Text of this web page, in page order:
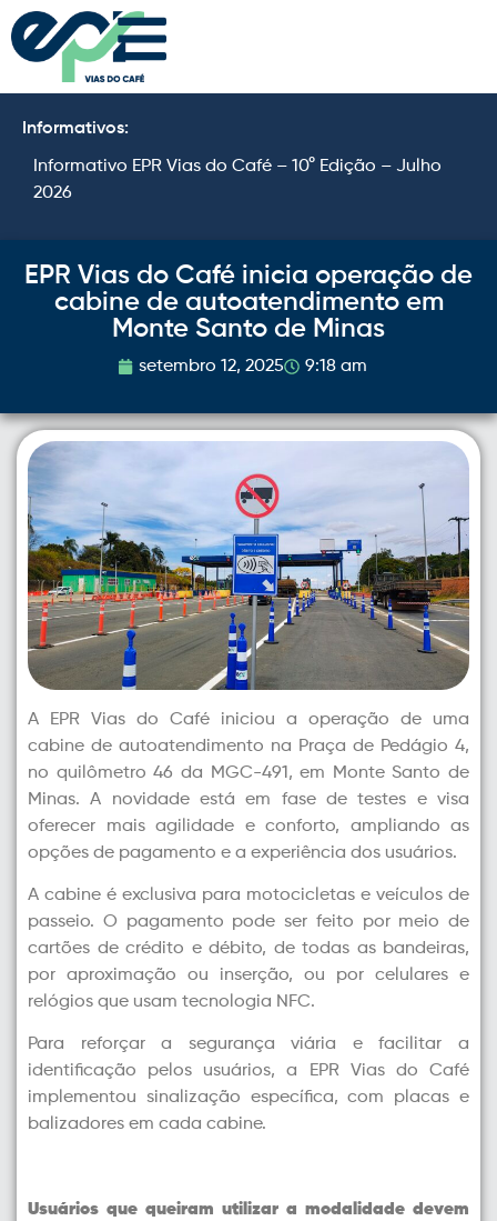
Informativos:
Informativo EPR Vias do Café – 10° Edição – Julho
2026
EPR Vias do Café inicia operação de
cabine de autoatendimento em
Monte Santo de Minas
setembro 12, 2025 9:18 am
A EPR Vias do Café iniciou a operação de uma
cabine de autoatendimento na Praça de Pedágio 4,
no quilômetro 46 da MGC-491, em Monte Santo de
Minas. A novidade está em fase de testes e visa
oferecer mais agilidade e conforto, ampliando as
opções de pagamento e a experiência dos usuários.
A cabine é exclusiva para motocicletas e veículos de
passeio. O pagamento pode ser feito por meio de
cartões de crédito e débito, de todas as bandeiras,
por aproximação ou inserção, ou por celulares e
relógios que usam tecnologia NFC.
Para reforçar a segurança viária e facilitar a
identificação pelos usuários, a EPR Vias do Café
implementou sinalização específica, com placas e
balizadores em cada cabine.
Usuários que queiram utilizar a modalidade devem